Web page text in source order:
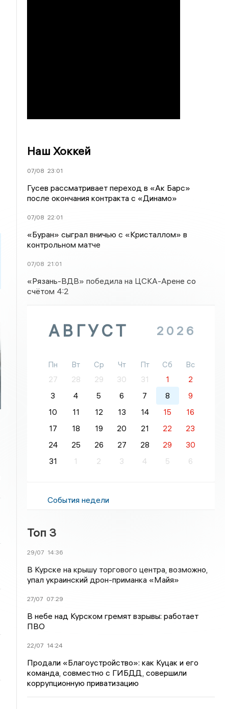
Наш Хоккей
07/08 23:01
Гусев рассматривает переход в «Ак Барс»
после окончания контракта с «Динамо»
07/08 22:01
«Буран» сыграл вничью с «Кристаллом» в
контрольном матче
07/08 21:01
«Рязань-ВДВ» победила на ЦСКА-Арене со
счётом 4:2
АВГУСТ 2026
Пн Вт Ср Чт Пт Сб
Вс
27
28 29 30 31 1
2
3
4 5 6 7 8
9
10
11 12 13 14 15
16
17
18 19 20 21 22
23
24
25 26 27 28 29
30
31
1 2 3 4 5 6
События недели
Топ 3
29/07 14:36
В Курске на крышу торгового центра, возможно,
упал украинский дрон-приманка «Майя»
27/07 07:29
В небе над Курском гремят взрывы: работает
ПВО
22/07 14:24
Продали «Благоустройство»: как Куцак и его
команда, совместно с ГИБДД, совершили
коррупционную приватизацию